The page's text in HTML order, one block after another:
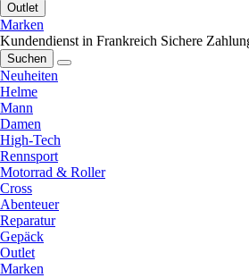
Outlet
Marken
Kundendienst in Frankreich Sichere
Suchen
Neuheiten
Helme
Mann
Damen
High-Tech
Rennsport
Motorrad & Roller
Cross
Abenteuer
Reparatur
Gepäck
Outlet
Marken